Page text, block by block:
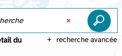
recherche avancée
du